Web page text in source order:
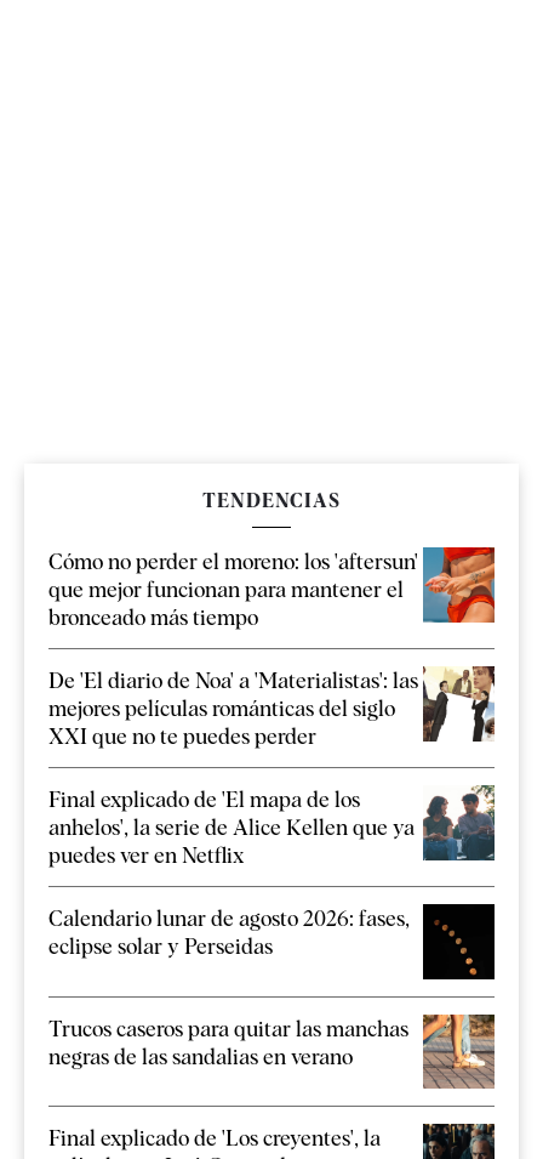
TENDENCIAS
Cómo no perder el moreno: los 'aftersun'
que mejor funcionan para mantener el
bronceado más tiempo
De 'El diario de Noa' a 'Materialistas': las
mejores películas románticas del siglo
XXI que no te puedes perder
Final explicado de 'El mapa de los
anhelos', la serie de Alice Kellen que ya
puedes ver en Netflix
Calendario lunar de agosto 2026: fases,
eclipse solar y Perseidas
Trucos caseros para quitar las manchas
negras de las sandalias en verano
Final explicado de 'Los creyentes', la